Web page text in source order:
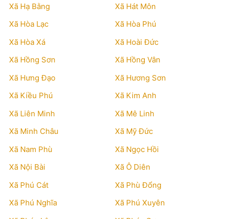
Xã Hạ Bằng
Xã Hát Môn
Xã Hòa Lạc
Xã Hòa Phú
Xã Hòa Xá
Xã Hoài Đức
Xã Hồng Sơn
Xã Hồng Vân
Xã Hưng Đạo
Xã Hương Sơn
Xã Kiều Phú
Xã Kim Anh
Xã Liên Minh
Xã Mê Linh
Xã Minh Châu
Xã Mỹ Đức
Xã Nam Phù
Xã Ngọc Hồi
Xã Nội Bài
Xã Ô Diên
Xã Phú Cát
Xã Phù Đổng
Xã Phú Nghĩa
Xã Phú Xuyên